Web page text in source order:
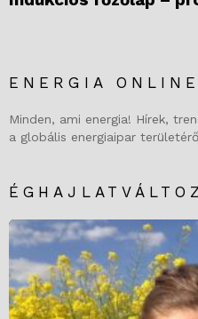
ENERGIA ONLINE
Minden, ami energia! Hírek,
a globális energiaipar